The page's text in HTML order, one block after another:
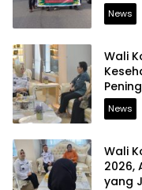
News
Wali
News
Wali
2026,
yang